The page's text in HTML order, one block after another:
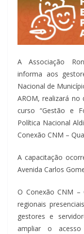
A Associação
informa aos
Nacional de
AROM, realizará
curso “Gestão e
Política Nacional
Conexão CNM –
A capacitação
Avenida Carlos
O Conexão CNM –
regionais
gestores e
ampliar o